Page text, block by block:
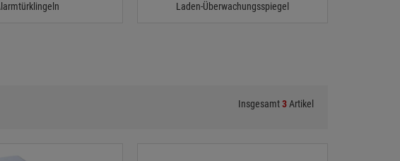
Laden-Überwachungsspiegel
Insgesamt3 Artikel